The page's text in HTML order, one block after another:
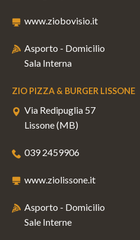
www.ziobovisio.it
Asporto - Domicilio
Sala Interna
ZIO PIZZA & BURGER LISSONE
Via Redipuglia 57
Lissone (MB)
039 2459906
www.ziolissone.it
Asporto - Domicilio
Sale Interne